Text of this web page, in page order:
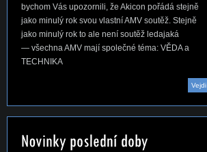
bychom Vás upozornili, že Akicon pořádá stejně
jako minulý rok svou vlastní AMV soutěž. Stejně
jako minulý rok to ale není soutěž ledajaká
— všechna AMV mají společné téma: VĚDA a
TECHNIKA
Vejdi